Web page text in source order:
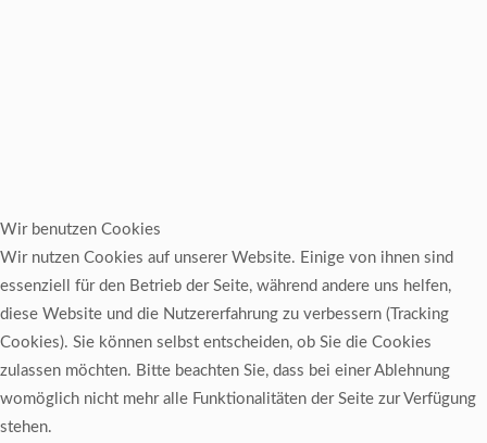
Wir benutzen Cookies
Wir nutzen Cookies auf unserer Website. Einige von ihnen sind
essenziell für den Betrieb der Seite, während andere uns helfen,
diese Website und die Nutzererfahrung zu verbessern (Tracking
Cookies). Sie können selbst entscheiden, ob Sie die Cookies
zulassen möchten. Bitte beachten Sie, dass bei einer Ablehnung
womöglich nicht mehr alle Funktionalitäten der Seite zur Verfügung
stehen.